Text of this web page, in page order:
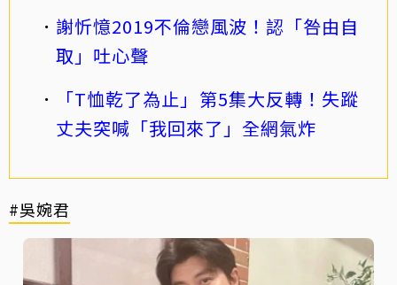
謝忻憶2019不倫戀風波！認「咎由自
取」吐心聲
「T恤乾了為止」第5集大反轉！失蹤
丈夫突喊「我回來了」全網氣炸
#吳婉君